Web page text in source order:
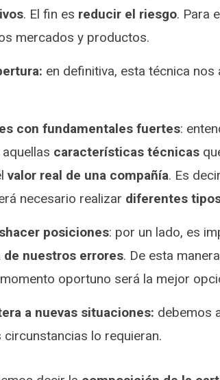
. El fin es reducir el riesgo. Para
mercados y productos.
en definitiva, esta técnica nos
con fundamentales fuertes:
características técnicas
valor real de una compañía. Es
necesario realizar diferentes
posiciones: por un lado, es
de nuestros errores. De esta
oportuno será la mejor
a nuevas situaciones: debemos
circunstancias lo requieran.